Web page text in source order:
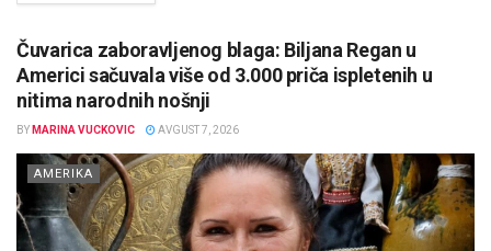
Čuvarica zaboravljenog blaga: Biljana Regan u
Americi sačuvala više od 3.000 priča ispletenih u
nitima narodnih nošnji
BY MARINA VUCKOVIC AVGUST 7, 2026
AMERIKA